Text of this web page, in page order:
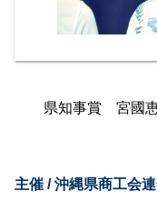
県知事賞 宮國
主催 / 沖縄県商工会